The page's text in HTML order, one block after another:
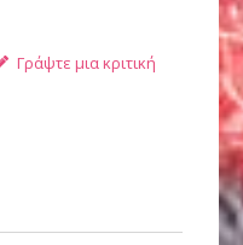
Γράψτε μια κριτική